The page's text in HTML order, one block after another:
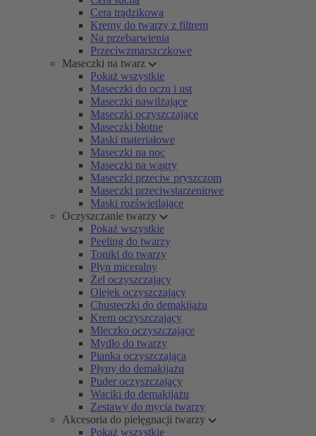
Cera trądzikowa
Kremy do twarzy z filtrem
Na przebarwienia
Przeciwzmarszczkowe
Maseczki na twarz
Pokaż wszystkie
Maseczki do oczu i ust
Maseczki nawilżające
Maseczki oczyszczające
Maseczki błotne
Maski materiałowe
Maseczki na noc
Maseczki na wągry
Maseczki przeciw pryszczom
Maseczki przeciwstarzeniowe
Maski rozświetlające
Oczyszczanie twarzy
Pokaż wszystkie
Peeling do twarzy
Toniki do twarzy
Płyn miceralny
Żel oczyszczający
Olejek oczyszczający
Chusteczki do demakijażu
Krem oczyszczający
Mleczko oczyszczające
Mydło do twarzy
Pianka oczyszczająca
Płyny do demakijażu
Puder oczyszczający
Waciki do demakijażu
Zestawy do mycia twarzy
Akcesoria do pielęgnacji twarzy
Pokaż wszystkie